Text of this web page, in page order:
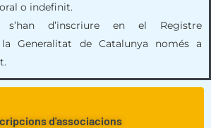
o indefinit.
s’han d’inscriure en el Registre
la Generalitat de Catalunya només a
d'associacions